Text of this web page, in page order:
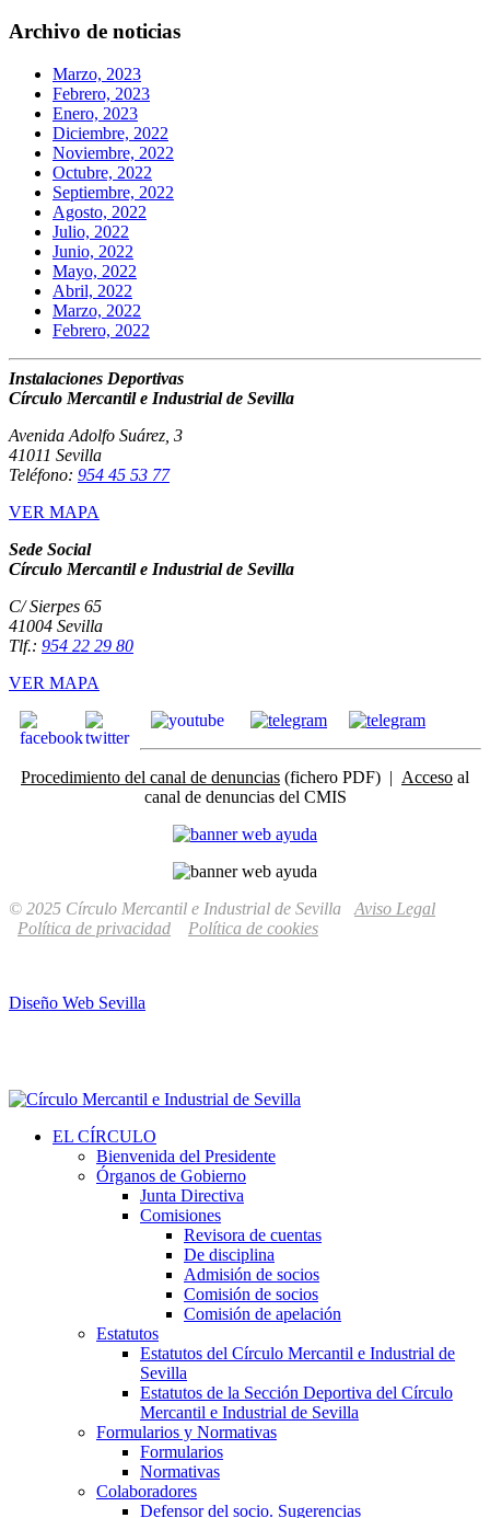
Archivo de noticias
Marzo, 2023
Febrero, 2023
Enero, 2023
Diciembre, 2022
Noviembre, 2022
Octubre, 2022
Septiembre, 2022
Agosto, 2022
Julio, 2022
Junio, 2022
Mayo, 2022
Abril, 2022
Marzo, 2022
Febrero, 2022
Instalaciones Deportivas
Círculo Mercantil e Industrial de Sevilla
Avenida Adolfo Suárez, 3
41011 Sevilla
Teléfono: 954 45 53 77
VER MAPA
Sede Social
Círculo Mercantil e Industrial de Sevilla
C/ Sierpes 65
41004 Sevilla
Tlf.: 954 22 29 80
VER MAPA
Procedimiento del canal de denuncias (fichero PDF) | Acceso al
canal de denuncias del CMIS
© 2025 Círculo Mercantil e Industrial de Sevilla Aviso Legal
Política de privacidad
Política de cookies
Diseño Web Sevilla
EL CÍRCULO
Bienvenida del Presidente
Órganos de Gobierno
Junta Directiva
Comisiones
Revisora de cuentas
De disciplina
Admisión de socios
Comisión de socios
Comisión de apelación
Estatutos
Estatutos del Círculo Mercantil e Industrial de
Sevilla
Estatutos de la Sección Deportiva del Círculo
Mercantil e Industrial de Sevilla
Formularios y Normativas
Formularios
Normativas
Colaboradores
Defensor del socio. Sugerencias